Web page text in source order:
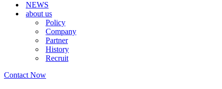
シ
ョ
NEWS
about us
Policy
Company
Partner
History
Recruit
Contact Now